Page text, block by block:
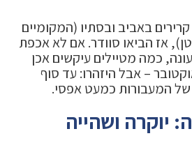
באביב ובסתיו (המקומיים
אז הביאו סוודר. אם לא אכפת
כמה מטיילים עיקשים אכן
– אבל היזהרו: עד סוף
של המעבורות כמעט אפסי.
יוקרה ושהייה